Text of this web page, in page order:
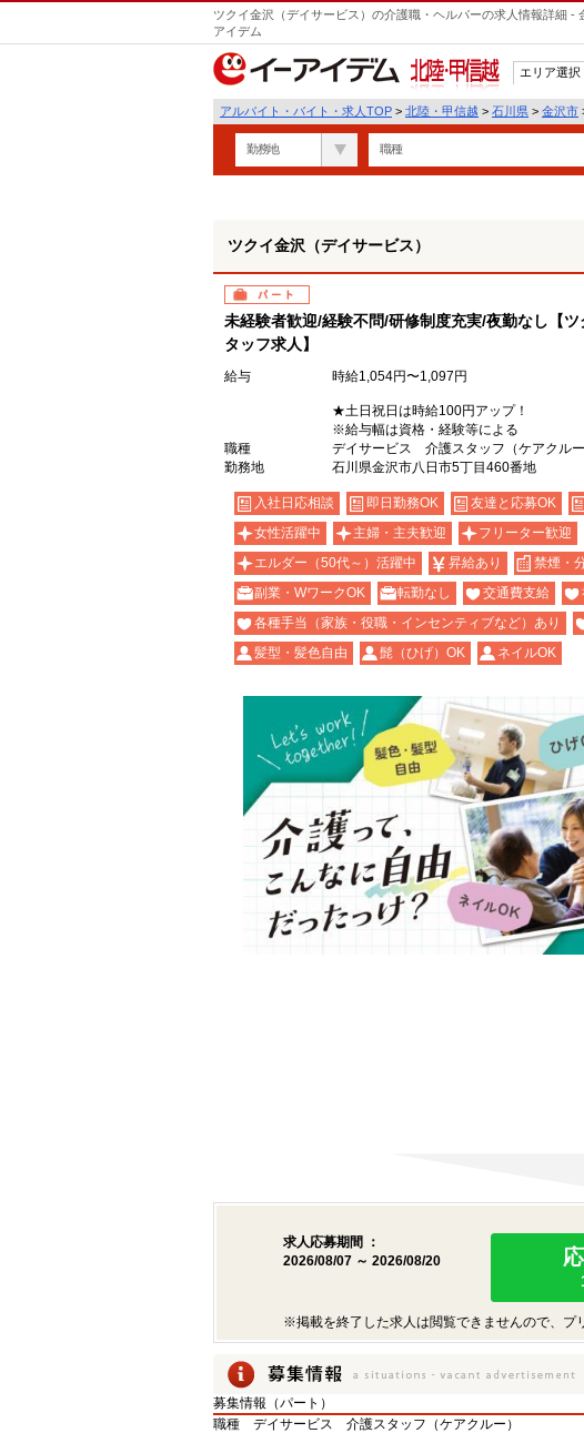
ツクイ金沢（デイサービス）の介護職・ヘルパーの求人情報詳細 -
アイデム
北陸・甲信越
エリア選択
アルバイト・バイト・求人TOP > 北陸・甲信越 > 石川県 > 金沢市
勤務地 職種
ツクイ金沢（デイサービス）
パート
未経験者歓迎/経験不問/研修制度充実/夜勤なし【
タッフ求人】
給与 時給1,054円〜1,097円
★土日祝日は時給100円アップ！
※給与幅は資格・経験等による
職種
デイサービス 介護スタッフ（ケアクルー
勤務地
石川県金沢市八日市5丁目460番地
入社日応相談 即日勤務OK 友達と応募OK
女性活躍中
主婦・主夫歓迎 フリーター歓迎
エルダー（50代～）活躍中
昇給あり 禁煙・
副業・WワークOK
転勤なし 交通費支給
各種手当（家族・役職・インセンティブなど）あり
髪型・髪色自由
髭（ひげ）OK ネイルOK
求人応募期間 ：
2026/08/07 ～ 2026/08/20
※掲載を終了した求人は閲覧できませんので、プ
募集情報（パート）
職種
デイサービス 介護スタッフ（ケアクルー）